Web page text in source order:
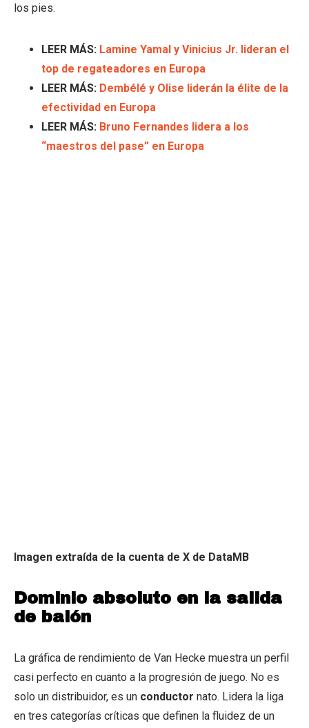
los pies.
LEER MÁS: Lamine Yamal y Vinicius Jr. lideran el
top de regateadores en Europa
LEER MÁS: Dembélé y Olise liderán la élite de la
efectividad en Europa
LEER MÁS: Bruno Fernandes lidera a los
“maestros del pase” en Europa
Imagen extraída de la cuenta de X de DataMB
Dominio absoluto en la salida
de balón
La gráfica de rendimiento de Van Hecke muestra un perfil
casi perfecto en cuanto a la progresión de juego. No es
solo un distribuidor, es un conductor nato. Lidera la liga
en tres categorías críticas que definen la fluidez de un